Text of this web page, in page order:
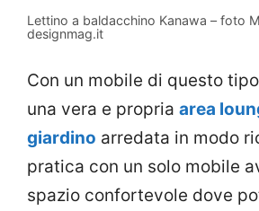
Lettino a baldacchino Kanawa – foto
designmag.it
Con un mobile di questo
una vera e propria area
giardino arredata in modo
pratica con un solo mobile
spazio confortevole dove